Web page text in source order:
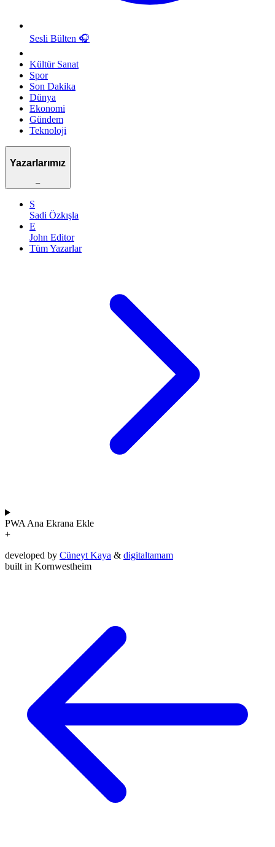
Sesli Bülten 🎧
Kültür Sanat
Spor
Son Dakika
Dünya
Ekonomi
Gündem
Teknoloji
Yazarlarımız
–
S
Sadi Özkışla
E
John Editor
Tüm Yazarlar
PWA Ana Ekrana Ekle
+
developed by Cüneyt Kaya & digitaltamam
built in Kornwestheim